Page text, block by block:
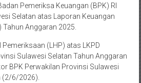
Pemeriksa Keuangan (BPK) RI
Selatan atas Laporan Keuangan
Tahun Anggaran 2025.
(LHP) atas LKPD
Sulawesi Selatan Tahun Anggaran
BPK Perwakilan Provinsi Sulawesi
(2/6/2026).